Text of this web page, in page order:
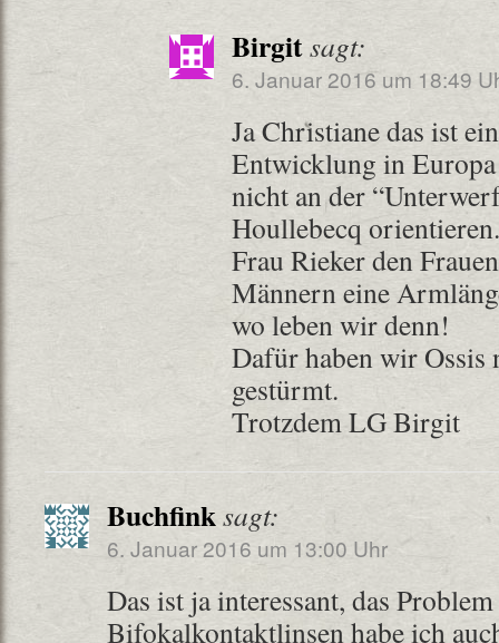
Birgitsagt:
6. Januar 2016 um 18:49
Ja Christiane das ist
Entwicklung in
nicht an der
Houllebecq
Frau Rieker den
Männern eine
wo leben wir denn!
Dafür haben wir Ossis
gestürmt.
Trotzdem LG Birgit
Buchfinksagt:
6. Januar 2016 um 13:00 Uhr
Das ist ja interessant, das
Bifokalkontaktlinsen habe ich